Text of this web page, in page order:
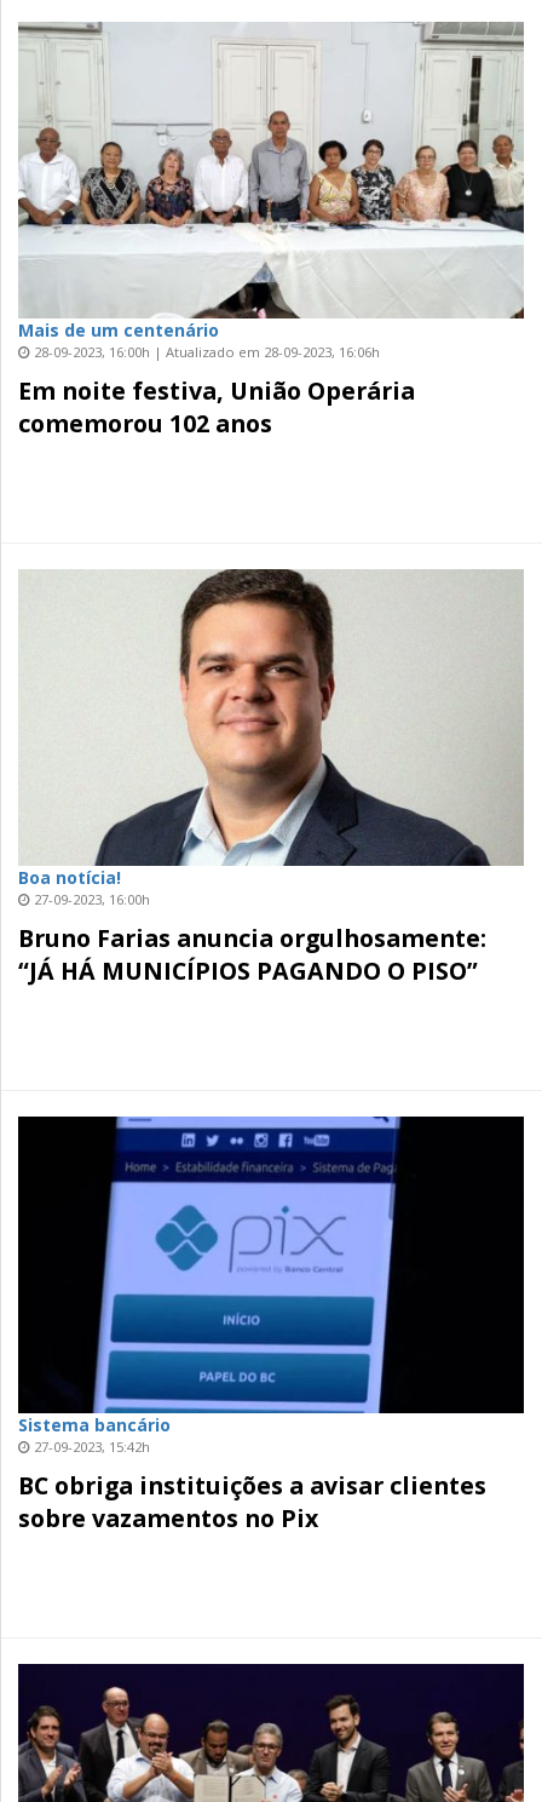
Mais de um centenário
28-09-2023, 16:00h | Atualizado em 28-09-2023, 16:06h
Em noite festiva, União Operária
comemorou 102 anos
Boa notícia!
27-09-2023, 16:00h
Bruno Farias anuncia orgulhosamente:
“JÁ HÁ MUNICÍPIOS PAGANDO O PISO”
Sistema bancário
27-09-2023, 15:42h
BC obriga instituições a avisar clientes
sobre vazamentos no Pix